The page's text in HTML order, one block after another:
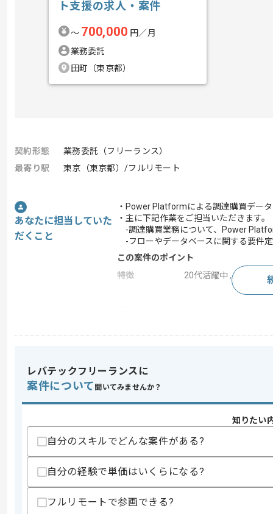
ト支援の求人・案件
〜 700,000 円／月
業務委託
田町（東京都）
契約形態
業務委託（フリーランス）
最寄り駅
東京（東京都）/フルリモート
あなたに担当していた
だくこと
・Power Platformによる調達購買デー
・主に下記作業をご担当いただきます
-調達購買業務について、Power
-フローやデータベースに関する要件
この案件のポイント
特徴
20代活躍中 , 30代活躍
スキル
・下記すべての構築経験(2年以上)
上記に似た経験やスキルをお持ちであれば
精算・お支払い
精算条件
有
精算基準時間
レバテックフリーランスに
案件について 聞いてみませんか？
知りたい
自分のスキルでどんな案件がある?
自分の経験で単価はいくらになる?
フルリモートで参画できる?